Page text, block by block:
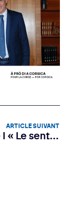
ARTICLE SUIVANT
La Lettre I « Le sentiment profond du devoir accompli »